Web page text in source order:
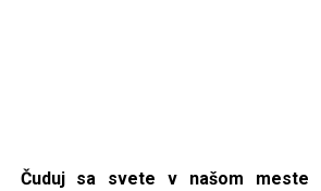
Čuduj sa svete v našom meste